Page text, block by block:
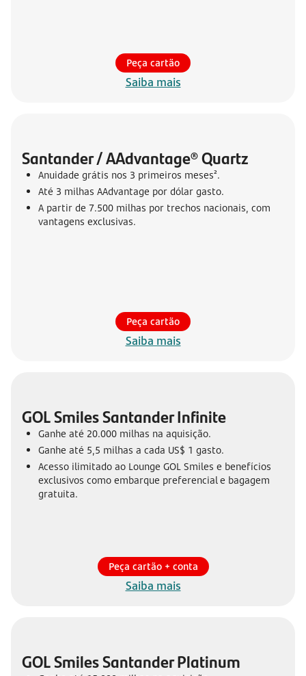
Peça cartão
Saiba mais
Santander / AAdvantage® Quartz
Anuidade grátis nos 3 primeiros meses².
Até 3 milhas AAdvantage por dólar gasto.
A partir de 7.500 milhas por trechos nacionais, com
vantagens exclusivas.
Peça cartão
Saiba mais
GOL Smiles Santander Infinite
Ganhe até 20.000 milhas na aquisição.
Ganhe até 5,5 milhas a cada US$ 1 gasto.
Acesso ilimitado ao Lounge GOL Smiles e benefícios
exclusivos como embarque preferencial e bagagem
gratuita.
Peça cartão + conta
Saiba mais
GOL Smiles Santander Platinum